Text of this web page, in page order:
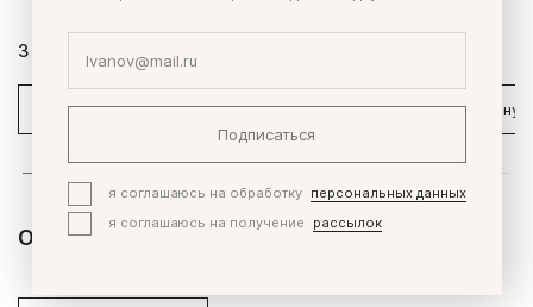
3 850 ₽
В корзину В корзину
Отзывы и вопросы
Подписаться
я соглашаюсь на обработку
персональных данных
я соглашаюсь на получение
рассылок